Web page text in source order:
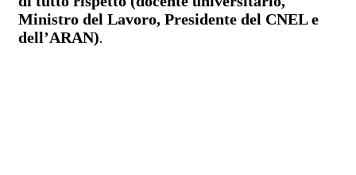
Ministro del Lavoro, Presidente del CNEL e
dell’ARAN).